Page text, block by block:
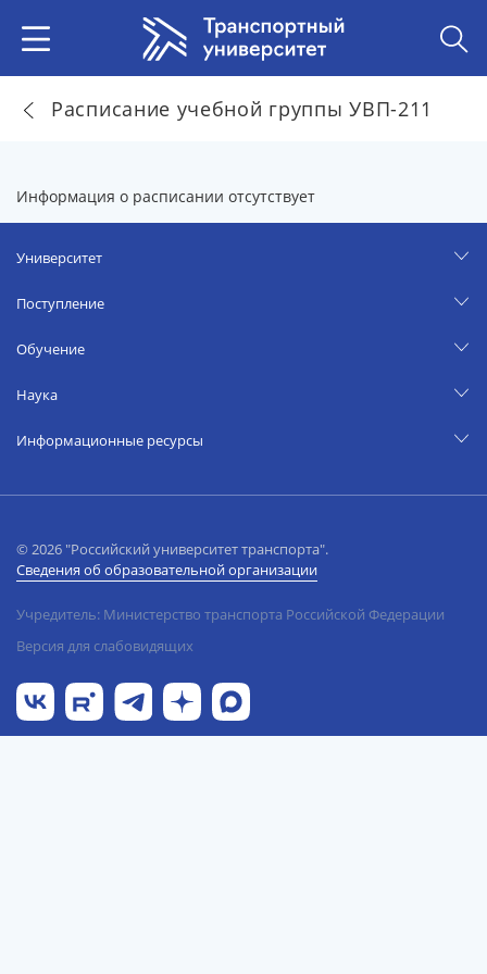
Расписание учебной группы УВП-211
Информация о расписании отсутствует
Университет
Поступление
Обучение
Наука
Информационные ресурсы
© 2026 "Российский университет транспорта".
Сведения об образовательной организации
Учредитель: Министерство транспорта Российской Федерации
Версия для слабовидящих